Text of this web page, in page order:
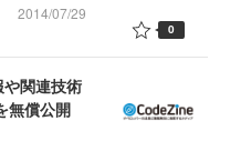
2014/07/29
0
関連技術
無償公開